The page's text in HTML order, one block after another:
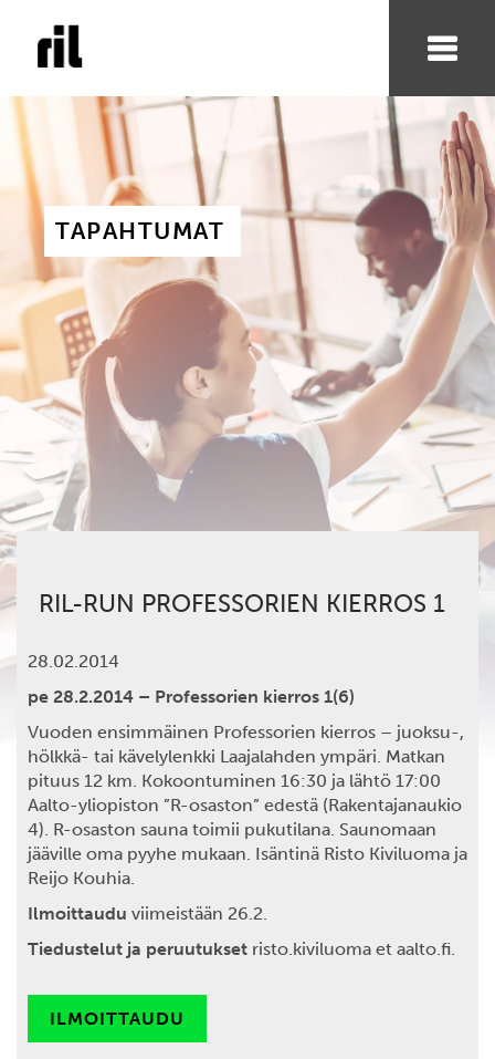
TAPAHTUMAT
RIL-RUN PROFESSORIEN KIERROS 1
28.02.2014
pe 28.2.2014 – Professorien kierros 1(6)
Vuoden ensimmäinen Professorien kierros – juoksu-,
hölkkä- tai kävelylenkki Laajalahden ympäri. Matkan
pituus 12 km. Kokoontuminen 16:30 ja lähtö 17:00
Aalto-yliopiston ”R-osaston” edestä (Rakentajanaukio
4). R-osaston sauna toimii pukutilana. Saunomaan
jääville oma pyyhe mukaan. Isäntinä Risto Kiviluoma ja
Reijo Kouhia.
Ilmoittaudu viimeistään 26.2.
Tiedustelut ja peruutukset risto.kiviluoma et aalto.fi.
ILMOITTAUDU